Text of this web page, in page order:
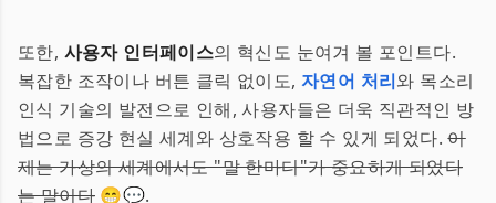
또한, 사용자 인터페이스의 혁신도 눈여겨 볼 포인트다.
복잡한 조작이나 버튼 클릭 없이도, 자연어 처리와 목소리
인식 기술의 발전으로 인해, 사용자들은 더욱 직관적인 방
법으로 증강 현실 세계와 상호작용 할 수 있게 되었다.이
제는 가상의 세계에서도 "말 한마디"가 중요하게 되었다
는 말이다 😁💬.